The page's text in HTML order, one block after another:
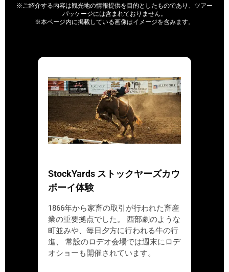
※ご紹介する内容は観光地の情報提供を目的としたものであり、ツアー
パッケージには含まれておりません。
※本ページ内に掲載している画像はイメージを含みます。
StockYards ストックヤーズカウ
ボーイ体験
1866年から家畜の取引が行われた畜産
業の重要拠点でした。 西部劇のような
町並みや、毎日夕方に行われる牛の行
進、 常設のロデオ会場では週末にロデ
オショーも開催されています。